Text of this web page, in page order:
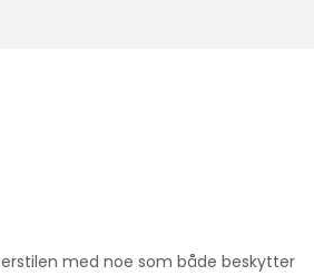
med noe som både beskytter